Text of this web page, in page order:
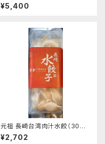
¥5,400
元祖 長崎台湾肉汁水餃（30個
入）
¥2,702